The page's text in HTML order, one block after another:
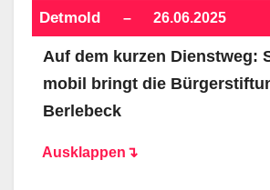
Detmold – 26.06.2025
Auf dem kurzen Dienstweg:
mobil bringt die
Berlebeck
Ausklappen↴